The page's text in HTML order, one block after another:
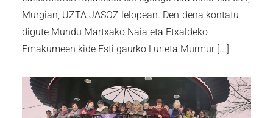
Murgian, UZTA JASOZ lelopean. Den-dena kontatu
digute Mundu Martxako Naia eta Etxaldeko
Emakumeen kide Esti gaurko Lur eta Murmur [...]